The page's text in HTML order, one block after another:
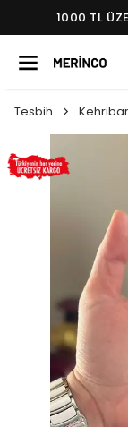
1000 TL
Tesbih